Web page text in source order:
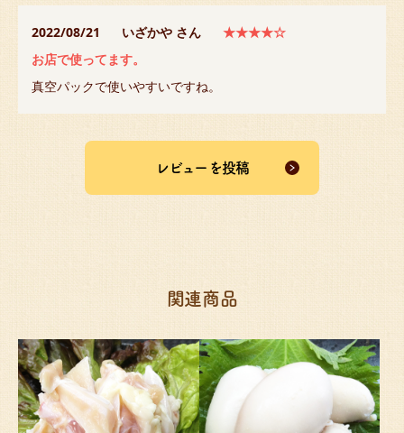
2022/08/21 いざかや さん
★★★★☆
お店で使ってます。
真空パックで使いやすいですね。
レビューを投稿
関連商品